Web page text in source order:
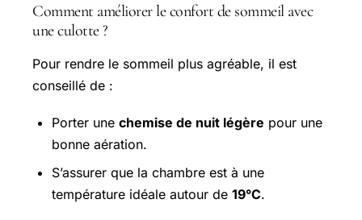
Comment améliorer le confort de sommeil avec
une culotte ?
Pour rendre le sommeil plus agréable, il est
conseillé de :
Porter une chemise de nuit légère pour une
bonne aération.
S’assurer que la chambre est à une
température idéale autour de 19°C.